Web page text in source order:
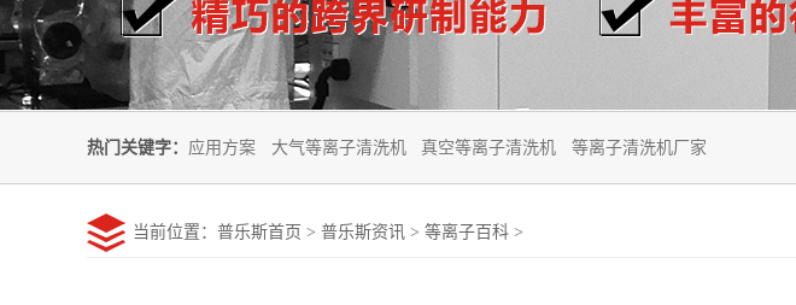
热门关键字： 应用方案 大气等离子清洗机 真空等离子清洗机 等离子清洗机厂家
当前位置 ： 普乐斯首页 > 普乐斯资讯 > 等离子百科 >